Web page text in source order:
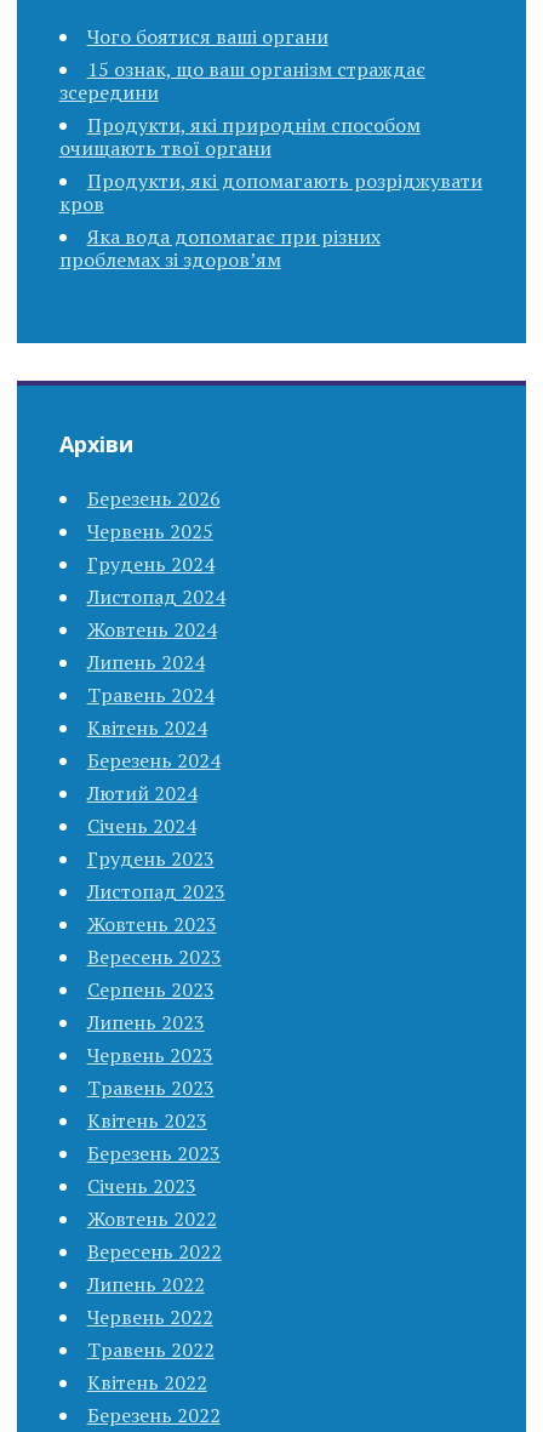
Чого боятися ваші органи
15 ознак, що ваш організм страждає
зсередини
Продукти, які природнім способом
очищають твої органи
Продукти, які допомагають розріджувати
кров
Яка вода допомагає при різних
проблемах зі здоров’ям
Архіви
Березень 2026
Червень 2025
Грудень 2024
Листопад 2024
Жовтень 2024
Липень 2024
Травень 2024
Квітень 2024
Березень 2024
Лютий 2024
Січень 2024
Грудень 2023
Листопад 2023
Жовтень 2023
Вересень 2023
Серпень 2023
Липень 2023
Червень 2023
Травень 2023
Квітень 2023
Березень 2023
Січень 2023
Жовтень 2022
Вересень 2022
Липень 2022
Червень 2022
Травень 2022
Квітень 2022
Березень 2022